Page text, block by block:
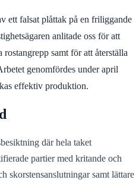
ett falsat plåttak på en friliggande
anlitade oss för att
samt för att återställa
genomfördes under april
effektiv produktion.
där hela taket
partier med kritande och
skorstensanslutningar samt lättare